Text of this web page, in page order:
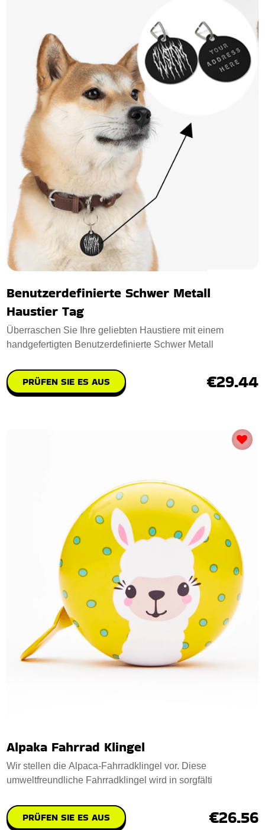
Benutzerdefinierte Schwer Metall
Haustier Tag
Überraschen Sie Ihre geliebten Haustiere mit einem
handgefertigten Benutzerdefinierte Schwer Metall
PRÜFEN SIE ES AUS €29.44
Alpaka Fahrrad Klingel
Wir stellen die Alpaca-Fahrradklingel vor. Diese
umweltfreundliche Fahrradklingel wird in sorgfälti
PRÜFEN SIE ES AUS €26.56